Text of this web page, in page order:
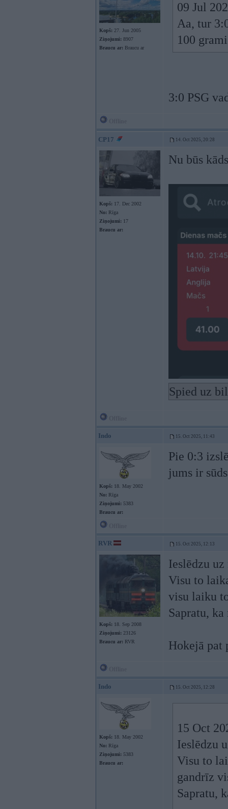
Kopš: 27. Jun 2005
Ziņojumi: 8907
Braucu ar: Braucu ar
09 Jul
Aa, tur
100
3:0 PSG
CP17 14. Oct 2025, 20:28
Kopš: 17. Dec 2002
No: Rīga
Ziņojumi: 17
Braucu ar:
Nu būs
Spied uz
Indo 15. Oct 2025, 11:43
Kopš: 18. May 2002
No: Rīga
Ziņojumi: 5383
Braucu ar:
Pie 0:3
jums ir
RVR 15. Oct 2025, 12:13
Kopš: 18. Sep 2008
Ziņojumi: 23126
Braucu ar: RVR
Ieslēdzu
Visu to
visu laiku
Sapratu,
Hokejā pat
Indo 15. Oct 2025, 12:28
Kopš: 18. May 2002
No: Rīga
Ziņojumi: 5383
Braucu ar:
15 Oct
Ieslēdzu
Visu to
gandrīz
Sapratu,